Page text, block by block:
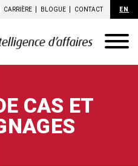
CARRIÈRE BLOGUE CONTACT EN
CAS ET